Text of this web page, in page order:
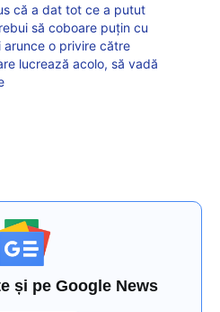
că a dat tot ce a putut
să coboare puțin cu
arunce o privire către
lucrează acolo, să vadă
și pe Google News